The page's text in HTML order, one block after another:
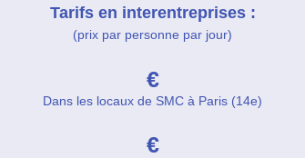
Tarifs en interentreprises :
(prix par personne par jour)
€
Dans les locaux de SMC à Paris (14e)
€